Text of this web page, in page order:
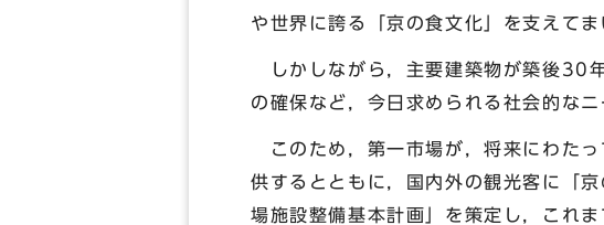
や世界に誇る「京の食文化」を支えてま
しかしながら，主要建築物が築後30
の確保など，今日求められる社会的な
このため，第一市場が，将来にわたっ
供するとともに，国内外の観光客に「
場施設整備基本計画」を策定し，これ